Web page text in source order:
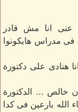
عنى انا مش قادر
فى مدراس هايكونوا
هنادى على دكتورة
خالص ... الدكتورة
بارعين فى كدا